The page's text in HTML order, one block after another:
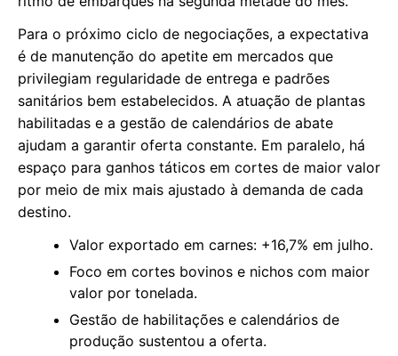
Para o próximo ciclo de negociações, a expectativa
é de manutenção do apetite em mercados que
privilegiam regularidade de entrega e padrões
sanitários bem estabelecidos. A atuação de plantas
habilitadas e a gestão de calendários de abate
ajudam a garantir oferta constante. Em paralelo, há
espaço para ganhos táticos em cortes de maior valor
por meio de mix mais ajustado à demanda de cada
destino.
Valor exportado em carnes: +16,7% em julho.
Foco em cortes bovinos e nichos com maior
valor por tonelada.
Gestão de habilitações e calendários de
produção sustentou a oferta.